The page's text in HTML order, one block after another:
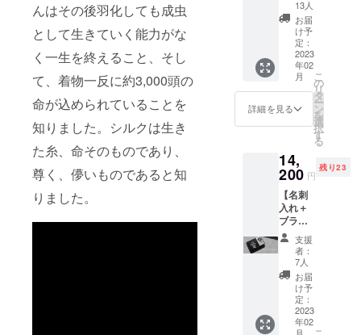
んはその後羽化しても成虫
として生きていく能力がな
く一生を終えること、そし
て、着物一反に約3,000頭の
命が込められていることを
知りました。シルクは生き
た糸、命そのものであり、
尊く、儚いものであると知
りました。
す。 ・
サイ
ズ：
148×10
0mm（
ハガキ
サイ
ズ） ・
両面印
裏：紹
介文）
１セッ
ト
してい
ます。
トップ
にはリ
ボンタ
イ・ス
トール
と同じ
生地を
ン。
ゴール
ドがア
クセン
トに。
サイ
ズ：全
長約
8.5cm
（トッ
プぼた
ん部分
直径約
1.8cm
岡谷市
の宮坂
製糸所
で繰糸
した糸
をタッ
セルに
したイ
ヤーア
クセサ
市販で
はあま
り目に
しない
ほどの
細くて
柔らか
い糸を
たっぷ
りと
使って
いま
す。シ
ルバー
13人
お届
け予
定：
2023
年02
月
詳細を見る
こ
の
リ
タ
ー
ン
を
選
択
す
る
14,
200 円
残り23
【名刺
入れ＋
ブラン
ド紹介
カード
５枚
セッ
ト】 外
側にシ
ルク、
内側に
支援
者：
7人
お届
け予
定：
2023
年02
月